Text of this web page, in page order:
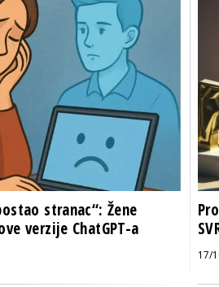
stranac“: Žene
verzije ChatGPT-a
17/